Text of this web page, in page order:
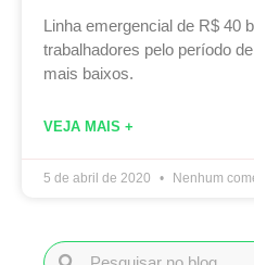
Linha emergencial de R$ 40
trabalhadores pelo período
mais baixos.
VEJA MAIS +
5 de abril de 2020 Nenhum